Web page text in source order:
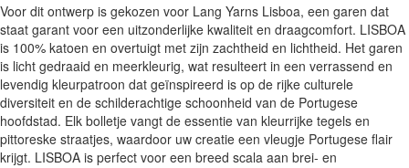
Voor dit ontwerp is gekozen voor Lang Yarns Lisboa, een garen dat
staat garant voor een uitzonderlijke kwaliteit en draagcomfort. LISBOA
is 100% katoen en overtuigt met zijn zachtheid en lichtheid. Het garen
is licht gedraaid en meerkleurig, wat resulteert in een verrassend en
levendig kleurpatroon dat geïnspireerd is op de rijke culturele
diversiteit en de schilderachtige schoonheid van de Portugese
hoofdstad. Elk bolletje vangt de essentie van kleurrijke tegels en
pittoreske straatjes, waardoor uw creatie een vleugje Portugese flair
krijgt. LISBOA is perfect voor een breed scala aan brei- en